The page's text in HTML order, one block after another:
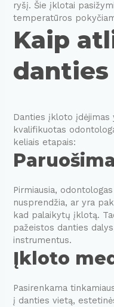
ryšį. Šie įklotai
temperatūros
Kaip
Danties įkloto
kvalifikuotas
keliais etapais:
Pirmiausia,
nusprendžia, ar yra
kad palaikytų įklotą.
pažeistos danties
instrumentus.
Įkloto
Pasirenkama
į danties vietą,